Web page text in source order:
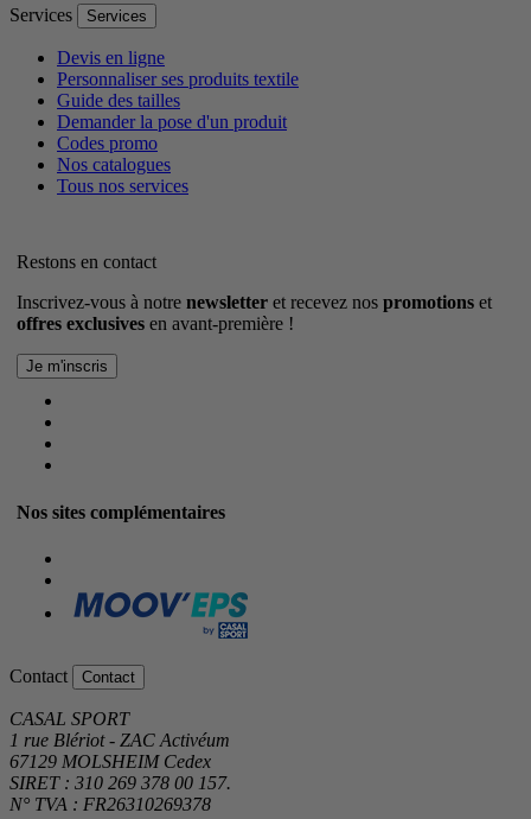
Services Services
Devis en ligne
Personnaliser ses produits textile
Guide des tailles
Demander la pose d'un produit
Codes promo
Nos catalogues
Tous nos services
Restons en contact
Inscrivez-vous à notre newsletter et recevez nos promotions et
offres exclusives en avant-première !
Nos sites complémentaires
Contact Contact
CASAL SPORT
1 rue Blériot - ZAC Activéum
67129 MOLSHEIM Cedex
SIRET : 310 269 378 00 157.
N° TVA : FR26310269378